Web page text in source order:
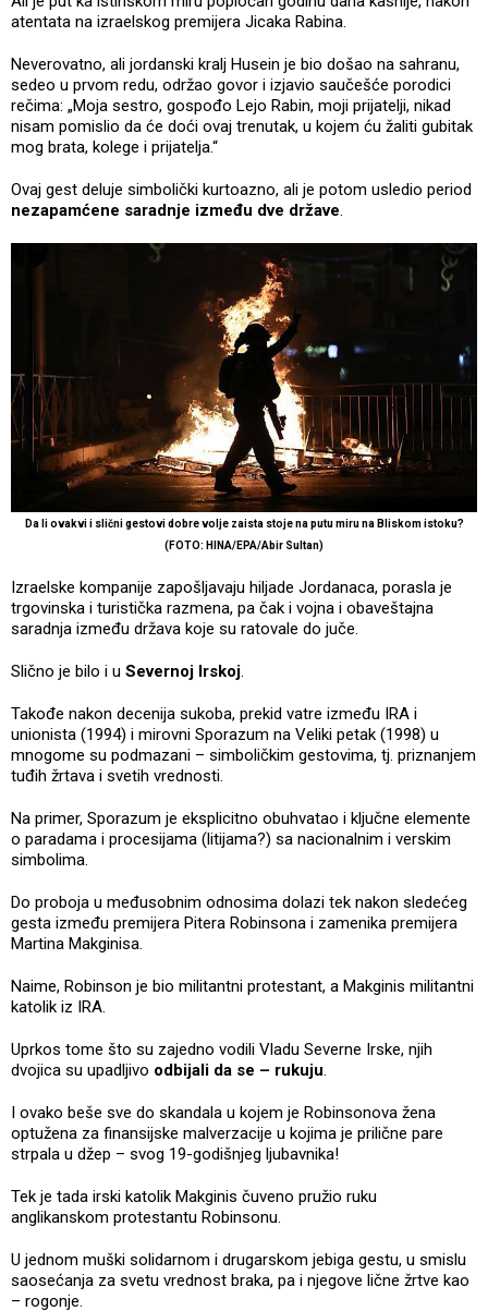
atentata na izraelskog premijera Jicaka Rabina.
Neverovatno, ali jordanski kralj Husein je bio došao na sahranu,
sedeo u prvom redu, održao govor i izjavio saučešće porodici
rečima: „Moja sestro, gospođo Lejo Rabin, moji prijatelji, nikad
nisam pomislio da će doći ovaj trenutak, u kojem ću žaliti gubitak
mog brata, kolege i prijatelja.“
Ovaj gest deluje simbolički kurtoazno, ali je potom usledio period
nezapamćene saradnje između dve države.
Da li ovakvi i slični gestovi dobre volje zaista stoje na putu miru na Bliskom istoku?
(FOTO: HINA/EPA/Abir Sultan)
Izraelske kompanije zapošljavaju hiljade Jordanaca, porasla je
trgovinska i turistička razmena, pa čak i vojna i obaveštajna
saradnja između država koje su ratovale do juče.
Slično je bilo i u Severnoj Irskoj.
Takođe nakon decenija sukoba, prekid vatre između IRA i
unionista (1994) i mirovni Sporazum na Veliki petak (1998) u
mnogome su podmazani – simboličkim gestovima, tj. priznanjem
tuđih žrtava i svetih vrednosti.
Na primer, Sporazum je eksplicitno obuhvatao i ključne elemente
o paradama i procesijama (litijama?) sa nacionalnim i verskim
simbolima.
Do proboja u međusobnim odnosima dolazi tek nakon sledećeg
gesta između premijera Pitera Robinsona i zamenika premijera
Martina Makginisa.
Naime, Robinson je bio militantni protestant, a Makginis militantni
katolik iz IRA.
Uprkos tome što su zajedno vodili Vladu Severne Irske, njih
dvojica su upadljivo odbijali da se – rukuju.
I ovako beše sve do skandala u kojem je Robinsonova žena
optužena za finansijske malverzacije u kojima je prilične pare
strpala u džep – svog 19-godišnjeg ljubavnika!
Tek je tada irski katolik Makginis čuveno pružio ruku
anglikanskom protestantu Robinsonu.
U jednom muški solidarnom i drugarskom jebiga gestu, u smislu
saosećanja za svetu vrednost braka, pa i njegove lične žrtve kao
– rogonje.